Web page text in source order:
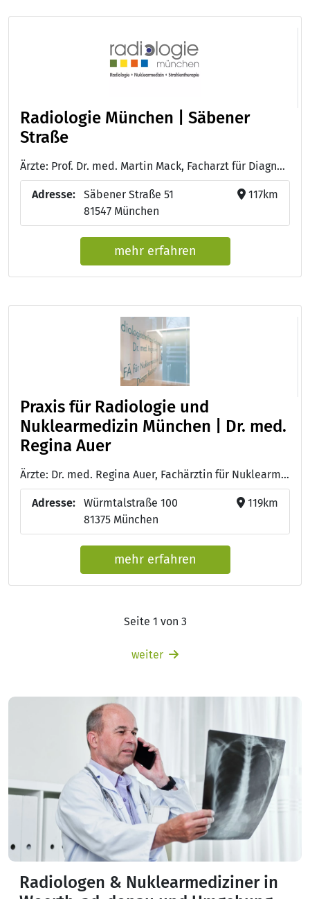
Radiologie München | Säbener
Straße
Ärzte: Prof. Dr. med. Martin Mack, Facharzt für Diagnostische Radiologie
Adresse:
Säbener Straße 51
81547 München
117km
mehr erfahren
Praxis für Radiologie und
Nuklearmedizin München | Dr. med.
Regina Auer
Ärzte: Dr. med. Regina Auer, Fachärztin für Nuklearmedizin
Adresse:
Würmtalstraße 100
81375 München
119km
mehr erfahren
Seite 1 von 3
weiter
Radiologen & Nuklearmediziner in